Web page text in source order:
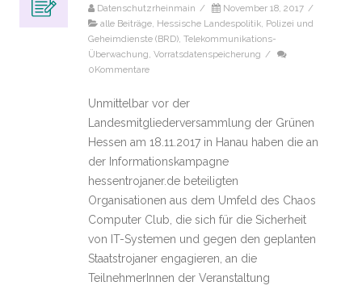
Datenschutzrheinmain / November 18, 2017 /
alle Beiträge, Hessische Landespolitik, Polizei und
Geheimdienste (BRD), Telekommunikations-
Überwachung, Vorratsdatenspeicherung /
0Kommentare
Unmittelbar vor der
Landesmitgliederversammlung der Grünen
Hessen am 18.11.2017 in Hanau haben die an
der Informationskampagne
hessentrojaner.de beteiligten
Organisationen aus dem Umfeld des Chaos
Computer Club, die sich für die Sicherheit
von IT-Systemen und gegen den geplanten
Staatstrojaner engagieren, an die
TeilnehmerInnen der Veranstaltung